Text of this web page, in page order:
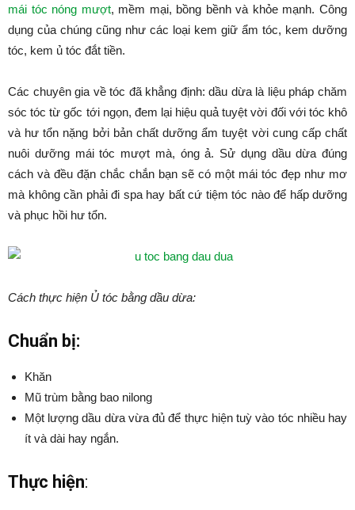
mái tóc nóng mượt, mềm mại, bồng bềnh và khỏe mạnh. Công
dụng của chúng cũng như các loại kem giữ ẩm tóc, kem dưỡng
tóc, kem ủ tóc đắt tiền.
Các chuyên gia về tóc đã khẳng định: dầu dừa là liệu pháp chăm
sóc tóc từ gốc tới ngọn, đem lại hiệu quả tuyệt vời đối với tóc khô
và hư tổn nặng bởi bản chất dưỡng ẩm tuyệt vời cung cấp chất
nuôi dưỡng mái tóc mượt mà, óng ả. Sử dụng dầu dừa đúng
cách và đều đặn chắc chắn bạn sẽ có một mái tóc đẹp như mơ
mà không cần phải đi spa hay bất cứ tiệm tóc nào để hấp dưỡng
và phục hồi hư tổn.
Cách thực hiện Ủ tóc bằng dầu dừa:
Chuẩn bị:
Khăn
Mũ trùm bằng bao nilong
Một lượng dầu dừa vừa đủ để thực hiện tuỳ vào tóc nhiều hay
ít và dài hay ngắn.
Thực hiện: